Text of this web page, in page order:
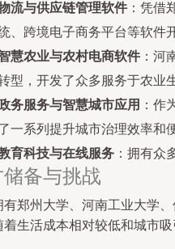
流与供应链管理软件 ：凭借
、跨境电子商务平台等软件
慧农业与农村电商软件 ：河
型，开发了众多服务于农业
务服务与智慧城市应用 ：作
一系列提升城市治理效率和
育科技与在线服务 ：拥有众
储备与挑战
有郑州大学、河南工业大学
着生活成本相对较低和城市